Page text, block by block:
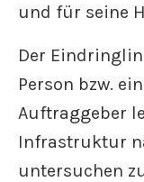
und für seine
Der
Person bzw.
Auftraggeber
Infrastruktur
untersuchen